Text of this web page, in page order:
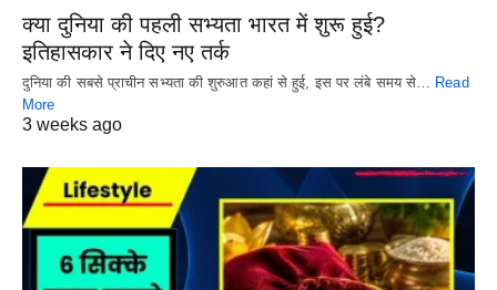
क्या दुनिया की पहली सभ्यता भारत में शुरू हुई?
इतिहासकार ने दिए नए तर्क
दुनिया की सबसे प्राचीन सभ्यता की शुरुआत कहां से हुई, इस पर लंबे समय से… Read
More
3 weeks ago